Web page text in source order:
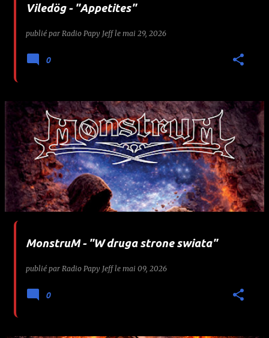
Viledög - "Appetites"
publié par Radio Papy Jeff le mai 29, 2026
0
MonstruM - "W druga strone swiata"
publié par Radio Papy Jeff le mai 09, 2026
0